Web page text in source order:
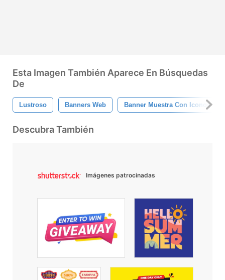
Esta Imagen También Aparece En Búsquedas
De
Lustroso Banners Web Banner Muestra Con Iconos
Descubra También
Imágenes patrocinadas